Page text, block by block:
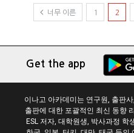
너무 이른 1 2
Get the app
이나고 아카데미는 연구원, 출판
출판에 대한 포괄적인 최신 동향
ESL 저자, 대학원생, 박사과정 학